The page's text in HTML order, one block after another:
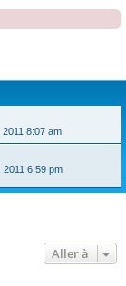
8:07 am
2011 6:59 pm
Aller à